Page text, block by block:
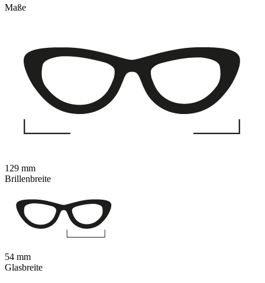
Maße
129 mm
Brillenbreite
54 mm
Glasbreite